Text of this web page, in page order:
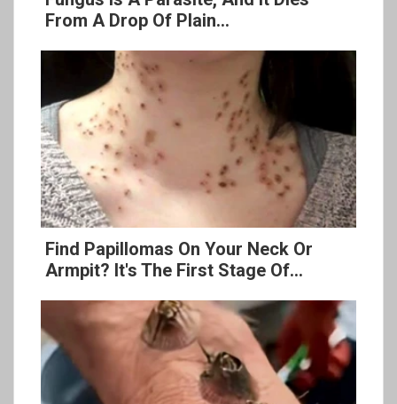
From A Drop Of Plain...
Find Papillomas On Your Neck Or
Armpit? It's The First Stage Of...